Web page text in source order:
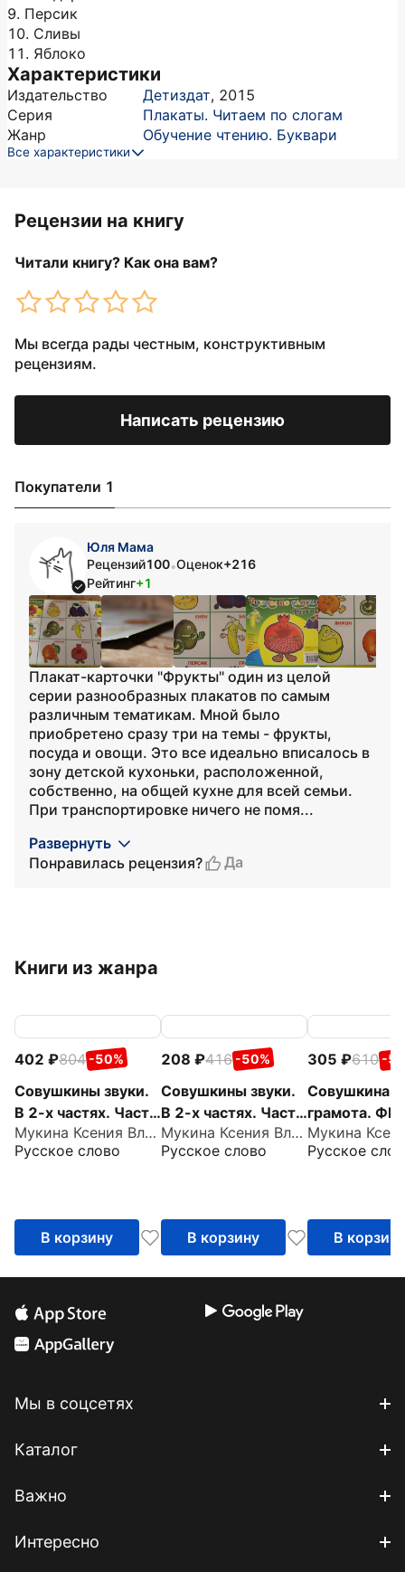
9. Персик
10. Сливы
11. Яблоко
Характеристики
Издательство Детиздат, 2015
Серия
Плакаты. Читаем по слогам
Жанр
Обучение чтению. Буквари
Все характеристики
Рецензии на книгу
Читали книгу? Как она вам?
Мы всегда рады честным, конструктивным
рецензиям.
Написать рецензию
Покупатели 1
Юля Мама
Рецензий100•Оценок+216
Рейтинг+1
Плакат-карточки "Фрукты" один из целой
серии разнообразных плакатов по самым
различным тематикам. Мной было
приобретено сразу три на темы - фрукты,
посуда и овощи. Это все идеально вписалось в
зону детской кухоньки, расположенной,
собственно, на общей кухне для всей семьи.
При транспортировке ничего не помя...
Развернуть
Понравилась рецензия?
Да
Книги из жанра
402 804 -50%
Совушкины звуки.
В 2-х частях. Часть
2. ФГОС ДО
Мукина Ксения Владимировна
Русское слово
В корзину
208 416 -50%
Совушкины звуки.
В 2-х частях. Часть
1. ФГОС ДО
Мукина Ксения Владимировна
Русское слово
В корзину
305 610 -
Совушкина
грамота.
Русское
В корзину
Мы в соцсетях
Каталог
Важно
Интересно